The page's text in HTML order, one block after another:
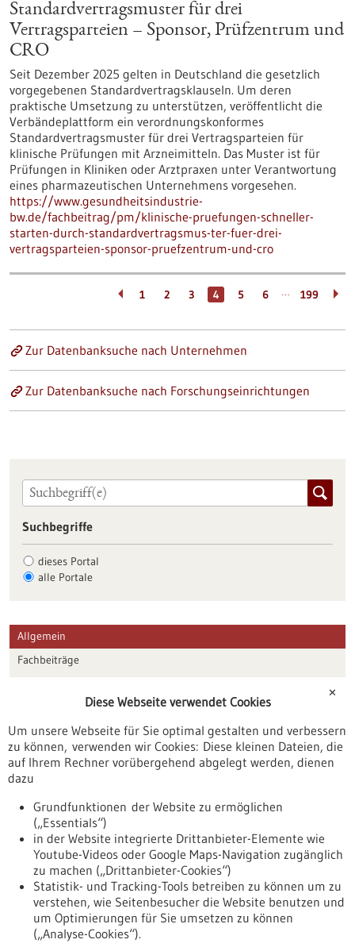
Standardvertragsmuster für drei
Vertragsparteien – Sponsor, Prüfzentrum und
CRO
Seit Dezember 2025 gelten in Deutschland die gesetzlich
vorgegebenen Standardvertragsklauseln. Um deren
praktische Umsetzung zu unterstützen, veröffentlicht die
Verbändeplattform ein verordnungskonformes
Standardvertragsmuster für drei Vertragsparteien für
klinische Prüfungen mit Arzneimitteln. Das Muster ist für
Prüfungen in Kliniken oder Arztpraxen unter Verantwortung
eines pharmazeutischen Unternehmens vorgesehen.
https://www.gesundheitsindustrie-
bw.de/fachbeitrag/pm/klinische-pruefungen-schneller-
starten-durch-standardvertragsmus-ter-fuer-drei-
vertragsparteien-sponsor-pruefzentrum-und-cro
1 2 3 4 5 6 … 199
Zur Datenbanksuche nach Unternehmen
Zur Datenbanksuche nach Forschungseinrichtungen
Suchbegriffe
dieses Portal
alle Portale
Allgemein
Fachbeiträge
Veranstaltungen
Erscheinungsdatum
Nach oben
✕
Diese Webseite verwendet Cookies
Um unsere Webseite für Sie optimal gestalten und verbessern
zu können, verwenden wir Cookies: Diese kleinen Dateien, die
auf Ihrem Rechner vorübergehend abgelegt werden, dienen
dazu
Grundfunktionen der Website zu ermöglichen
(„Essentials“)
in der Website integrierte Drittanbieter-Elemente wie
Youtube-Videos oder Google Maps-Navigation zugänglich
zu machen („Drittanbieter-Cookies“)
Statistik- und Tracking-Tools betreiben zu können um zu
verstehen, wie Seitenbesucher die Website benutzen und
um Optimierungen für Sie umsetzen zu können
(„Analyse-Cookies“).